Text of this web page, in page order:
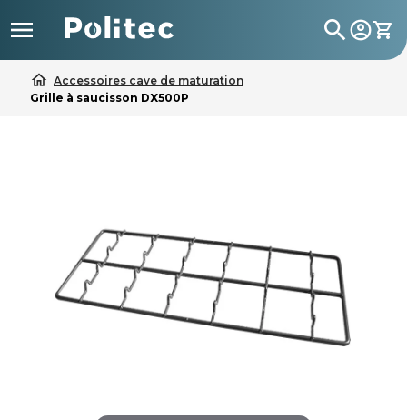
 search
home Accessoires cave de maturation
Grille à saucisson DX500P